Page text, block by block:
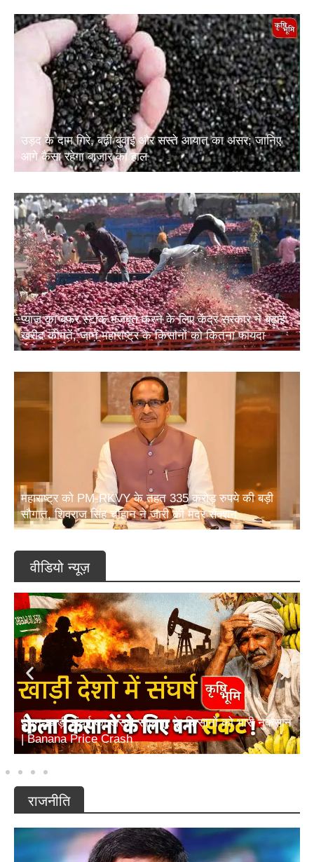
उड़द के दाम गिरे, बढ़ी बुवाई और सस्ते आयात का असर; जानिए
आगे कैसा रहेगा बाजार का हाल
प्याज का बफर स्टॉक मजबूत करने के लिए केंद्र सरकार ने बढ़ाई
खरीद कीमतें, जानें महाराष्ट्र के किसानों को कितना फायदा
महाराष्ट्र को PM-RKVY के तहत 335 करोड़ रुपये की बड़ी
सौगात, शिवराज सिंह चौहान ने जारी की मदर सैंक्शन
वीडियो न्यूज़
ईरान-खाड़ी संघर्ष का असर! सोलापुर के किसानों को भारी नुकसान
| Banana Price Crash
राजनीति